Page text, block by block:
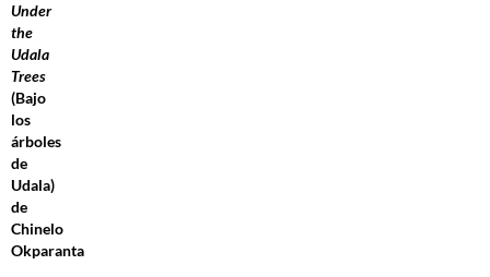
Under
the
Udala
Trees
(Bajo
los
árboles
de
Udala)
de
Chinelo
Okparanta